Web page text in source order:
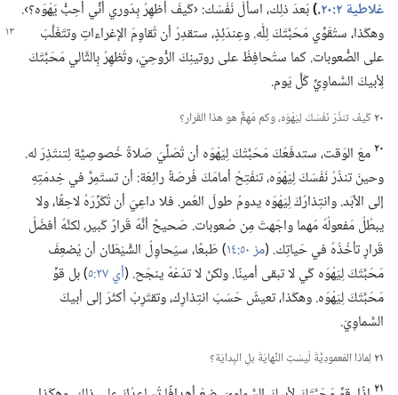
غلاطية ٢:‏٢٠
‏.‏)‏بَعدَ ذلِك،‏ اسألْ نَفْسَك:‏ ‹كَيفَ أُظهِرُ بِدَوري أنِّي أُحِبُّ يَهْوَه؟‏›.‏
وهكَذا،‏ ستُقَوِّي مَحَبَّتَكَ لِلّٰه.‏ وعِندَئِذٍ،‏ ستقدِرُ أن تُقاوِمَ الإغراءاتِ وتتَغَلَّبَ
على الصُّعوبات.‏ كما ستُحافِظُ على روتينِكَ الرُّوحِيّ،‏ وتُظهِرُ بِالتَّالي مَحَبَّتَكَ
لِأبيكَ السَّماوِيِّ كُلَّ يَوم.‏
٢٠كَيفَ تنذُرُ نَفْسَكَ لِيَهْوَه،‏ وكم مُهِمٌّ هو هذا القَرار؟‏
٢٠ معَ الوَقت،‏ ستدفَعُكَ مَحَبَّتُكَ لِيَهْوَه أن تُصَلِّيَ صَلاةً خُصوصِيَّة لِتنتَذِرَ له.‏
وحينَ تنذُرُ نَفْسَكَ لِيَهْوَه،‏ تنفَتِحُ أمامَكَ فُرصَةٌ رائِعَة:‏ أن تستَمِرَّ في خِدمَتِهِ
إلى الأبَد.‏ وانتِذارُكَ لِيَهْوَه يدومُ طولَ العُمر.‏ فلا داعِيَ أن تُكَرِّرَهُ لاحِقًا،‏ ولا
يبطُلُ مَفعولُهُ مَهما واجَهتَ مِن صُعوبات.‏ صَحيحٌ أنَّهُ قَرارٌ كَبير،‏ لكنَّهُ أفضَلُ
قَرارٍ تأخُذُهُ في حَياتِك.‏ (‏مز ٥٠:‏١٤
‏)‏ طَبعًا،‏ سيُحاوِلُ الشَّيْطَان أن يُضعِفَ
مَحَبَّتَكَ لِيَهْوَه كَي لا تبقى أمينًا.‏ ولكنْ لا تدَعْهُ ينجَح.‏ (‏أي ٢٧:‏٥
‏)‏ بل قوِّ
مَحَبَّتَكَ لِيَهْوَه.‏ وهكَذا،‏ تعيشُ حَسَبَ انتِذارِك،‏ وتقتَرِبُ أكثَرَ إلى أبيكَ
السَّماوِيّ.‏
٢١ لِماذا المَعمودِيَّةُ لَيسَتِ النِّهايَةَ بلِ البِدايَة؟‏
٢١